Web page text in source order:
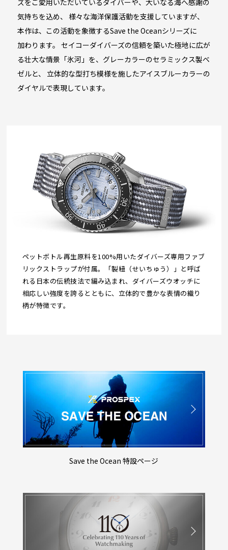
気持ちを込め、
様々な海洋保護活動を支援していますが、
本作は、この活動を象徴するSave the Oceanシリーズに
加わります。 セイコーダイバーズの信頼を築いた極地に広が
る壮大な情景「氷河」を、グレーカラーのセラミックス製ベ
ゼルと、
立体的な型打ち模様を施したアイスブルーカラーの
ダイヤルで表現しています。
ペットボトル再生原料を100%用いたダイバーズ専用ファブ
リックストラップが付属。「製紐（せいちゅう）」と呼ば
れる日本の伝統技法で編み込まれ、ダイバーズウオッチに
相応しい強度を誇るとともに、立体的で豊かな表情の織り
柄が特徴です。
Save the Ocean 特設ページ